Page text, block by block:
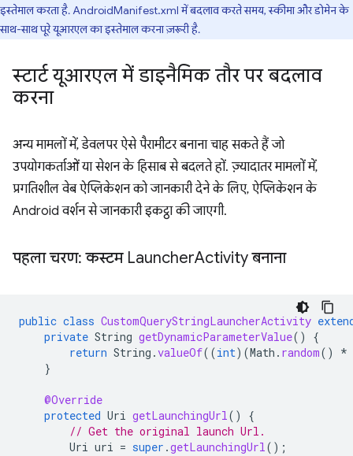
इस्तेमाल करता है. AndroidManifest.xml में बदलाव करते समय, स्कीमा और डोमेन के
साथ-साथ पूरे यूआरएल का इस्तेमाल करना ज़रूरी है.
स्टार्ट यूआरएल में डाइनैमिक तौर पर बदलाव
करना
अन्य मामलों में, डेवलपर ऐसे पैरामीटर बनाना चाह सकते हैं जो
उपयोगकर्ताओं या सेशन के हिसाब से बदलते हों. ज़्यादातर मामलों में,
प्रगतिशील वेब ऐप्लिकेशन को जानकारी देने के लिए, ऐप्लिकेशन के
Android वर्शन से जानकारी इकट्ठा की जाएगी.
पहला चरण: कस्टम LauncherActivity बनाना
public class CustomQueryStringLauncherActivity
private String getDynamicParameterValue()
{
return String .valueOf((int)(Math . random()
*
}
@Override
protected Uri getLaunchingUrl()
{
// Get the original launch Url.
Uri uri = super .getLaunchingUrl();